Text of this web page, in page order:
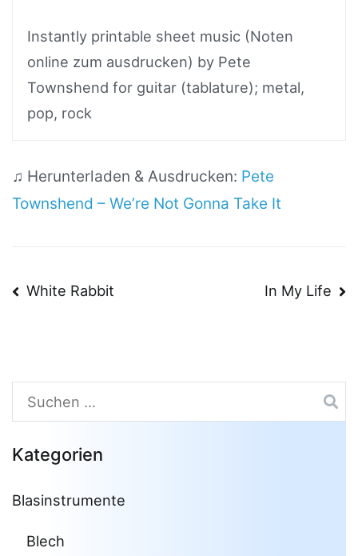
Instantly printable sheet music (Noten
online zum ausdrucken) by Pete
Townshend for guitar (tablature); metal,
pop, rock
♫ Herunterladen & Ausdrucken: Pete
Townshend – We’re Not Gonna Take It
Beitragsnavigation
White Rabbit In My Life
Suchen
nach:
Kategorien
Blasinstrumente
Blech